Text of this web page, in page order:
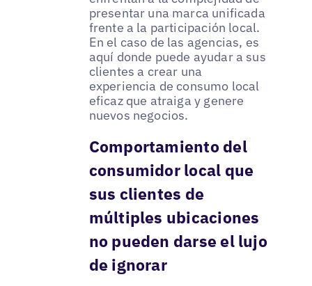
presentar una marca unificada
frente a la participación local.
En el caso de las agencias, es
aquí donde puede ayudar a sus
clientes a crear una
experiencia de consumo local
eficaz que atraiga y genere
nuevos negocios.
Comportamiento del
consumidor local que
sus clientes de
múltiples ubicaciones
no pueden darse el lujo
de ignorar